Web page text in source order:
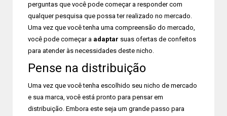
perguntas que você pode começar a responder com
qualquer pesquisa que possa ter realizado no mercado.
Uma vez que você tenha uma compreensão do mercado,
você pode começar a adaptar suas ofertas de confeitos
para atender às necessidades deste nicho.
Pense na distribuição
Uma vez que você tenha escolhido seu nicho de mercado
e sua marca, você está pronto para pensar em
distribuição. Embora este seja um grande passo para